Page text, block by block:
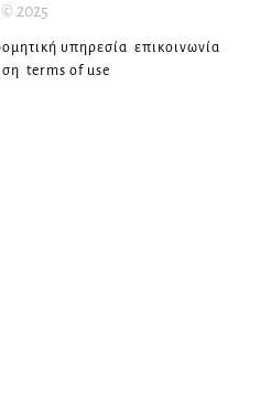
© 2025
υπηρεσία επικοινωνία
terms of use